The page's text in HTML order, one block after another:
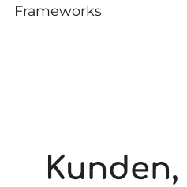
Frameworks